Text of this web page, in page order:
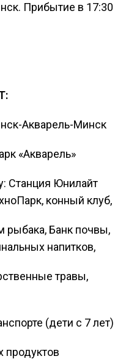
Прибытие в 17:30
Акварель-Минск
«Акварель»
Станция Юнилайт
конный клуб,
рыбака, Банк почвы,
напитков,
травы,
(дети с 7 лет)
продуктов